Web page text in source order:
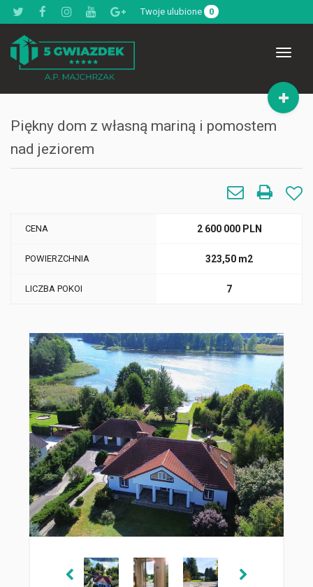
Twoje ulubione 0
Toggle
Piękny dom z własną mariną i pomostem
nad jeziorem
CENA 2 600 000 PLN
POWIERZCHNIA 323,50 m2
LICZBA POKOI 7